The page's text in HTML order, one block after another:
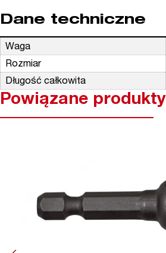
Dane techniczne
Waga
Rozmiar
Długość całkowita
Powiązane produkty